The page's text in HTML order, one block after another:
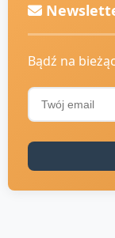
Bądź na